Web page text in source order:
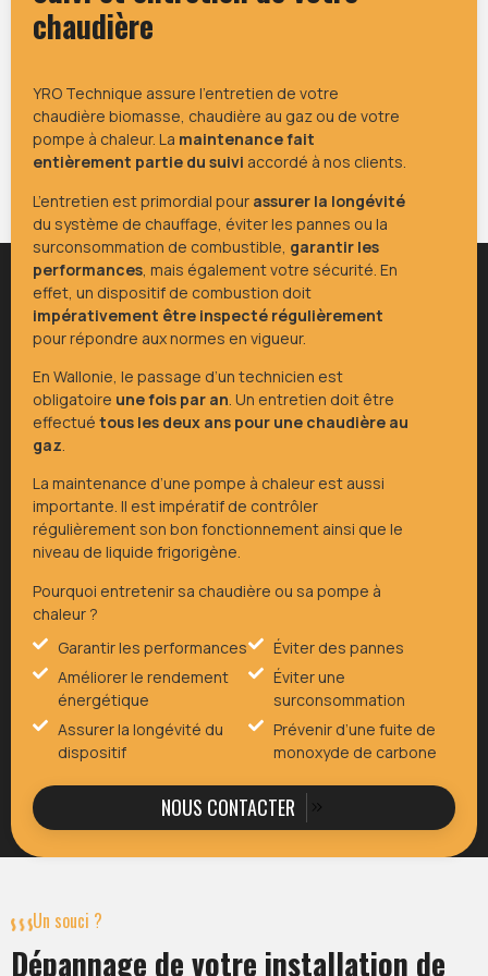
chaudière
YRO Technique assure l’entretien de votre
chaudière biomasse, chaudière au gaz ou de votre
pompe à chaleur. La maintenance fait
entièrement partie du suivi accordé à nos clients.
L’entretien est primordial pour assurer la longévité
du système de chauffage, éviter les pannes ou la
surconsommation de combustible, garantir les
performances , mais également votre sécurité. En
effet, un dispositif de combustion doit
impérativement être inspecté régulièrement
pour répondre aux normes en vigueur.
En Wallonie, le passage d’un technicien est
obligatoire une fois par an. Un entretien doit être
effectué tous les deux ans pour une chaudière au
gaz.
La maintenance d’une pompe à chaleur est aussi
importante. Il est impératif de contrôler
régulièrement son bon fonctionnement ainsi que le
niveau de liquide frigorigène.
Pourquoi entretenir sa chaudière ou sa pompe à
chaleur ?
Garantir les performances
Améliorer le rendement
énergétique
Assurer la longévité du
dispositif
Éviter des pannes
Éviter une
surconsommation
Prévenir d’une fuite de
monoxyde de carbone
NOUS CONTACTER
Un souci ?
Dépannage de votre installation de